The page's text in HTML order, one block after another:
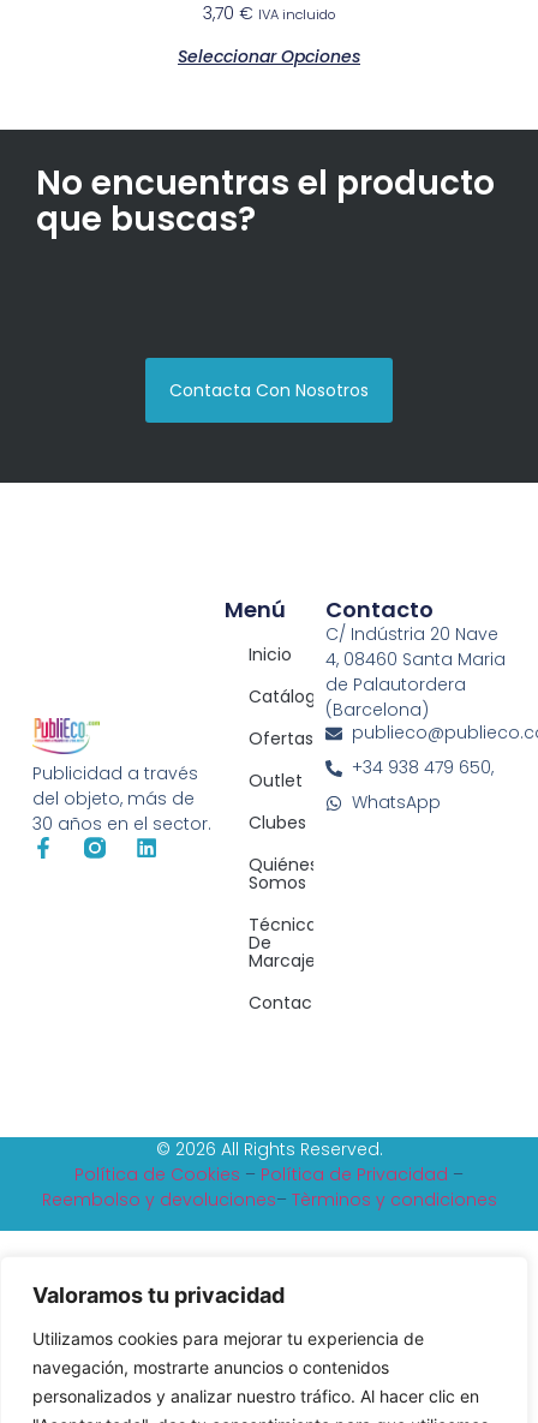
Valoramos tu privacidad
Utilizamos cookies para mejorar tu experiencia de
navegación, mostrarte anuncios o contenidos
personalizados y analizar nuestro tráfico. Al hacer clic en
3,70 € IVA incluido
Seleccionar Opciones
No encuentras el producto
que buscas?
Contacta Con Nosotros
Publicidad a través
del objeto, más de
30 años en el sector.
Menú
Inicio
Catálogos
Ofertas
Outlet
Clubes
Quiénes
Somos
Técnicas
De
Marcaje
Contacto
Contacto
C/ Indústria 20 Nave
4, 08460 Santa Maria
de Palautordera
(Barcelona)
+34 938 479 650,
WhatsApp
© 2026 All Rights Reserved.
Política de Cookies – Política de Privacidad –
Reembolso y devoluciones– Tèrminos y condiciones